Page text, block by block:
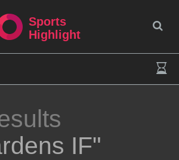
Sports
Highlight
IF"